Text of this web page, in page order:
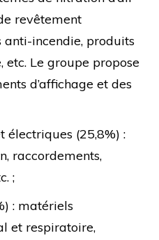
revêtement
anti-incendie, produits
Le groupe propose
d’affichage et des
électriques (25,8%) :
raccordements,
;
: matériels
et respiratoire,